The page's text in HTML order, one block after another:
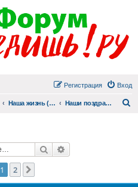
Вход
Регистрация
Наша жизнь (не всё же о суициде!) Наши поздравления
Поиск
1 2